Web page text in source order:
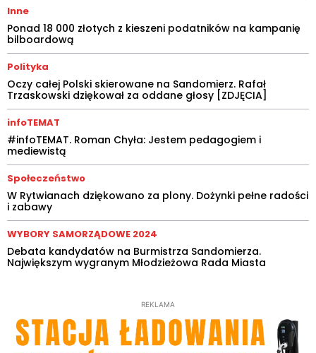
Inne
Ponad 18 000 złotych z kieszeni podatników na kampanię
bilboardową
Polityka
Oczy całej Polski skierowane na Sandomierz. Rafał
Trzaskowski dziękował za oddane głosy [ZDJĘCIA]
infoTEMAT
#infoTEMAT. Roman Chyła: Jestem pedagogiem i
mediewistą
Społeczeństwo
W Rytwianach dziękowano za plony. Dożynki pełne radości
i zabawy
WYBORY SAMORZĄDOWE 2024
Debata kandydatów na Burmistrza Sandomierza.
Największym wygranym Młodzieżowa Rada Miasta
REKLAMA